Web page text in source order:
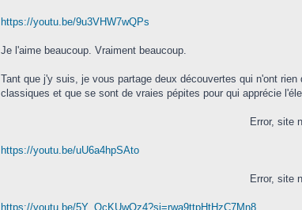
https://youtu.be/9u3VHW7wQPs
Je l'aime beaucoup. Vraiment beaucoup.
Tant que j'y suis, je vous partage deux découvertes qui n'ont
classiques et que se sont de vraies pépites pour qui apprécie
Error, site
https://youtu.be/uU6a4hpSAto
Error, site
https://youtu.be/5Y_QcKUwOz4?si=rwa9ttpHtHzC7Mn8